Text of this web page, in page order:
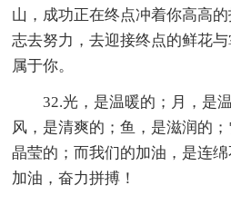
山，成功正在终点冲着你高高
志去努力，去迎接终点的鲜花
属于你。
32.光，是温暖的；月，是
风，是清爽的；鱼，是滋润的
晶莹的；而我们的加油，是连
加油，奋力拼搏！